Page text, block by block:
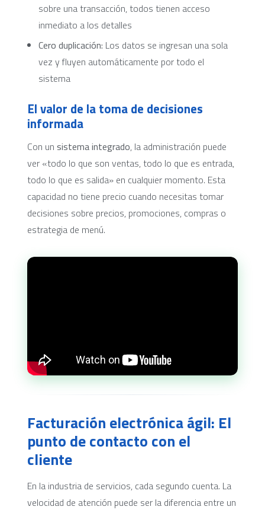
sobre una transacción, todos tienen acceso
inmediato a los detalles
Cero duplicación: Los datos se ingresan una sola
vez y fluyen automáticamente por todo el
sistema
El valor de la toma de decisiones
informada
Con un sistema integrado, la administración puede
ver «todo lo que son ventas, todo lo que es entrada,
todo lo que es salida» en cualquier momento. Esta
capacidad no tiene precio cuando necesitas tomar
decisiones sobre precios, promociones, compras o
estrategia de menú.
Facturación electrónica ágil: El
punto de contacto con el
cliente
En la industria de servicios, cada segundo cuenta. La
velocidad de atención puede ser la diferencia entre un